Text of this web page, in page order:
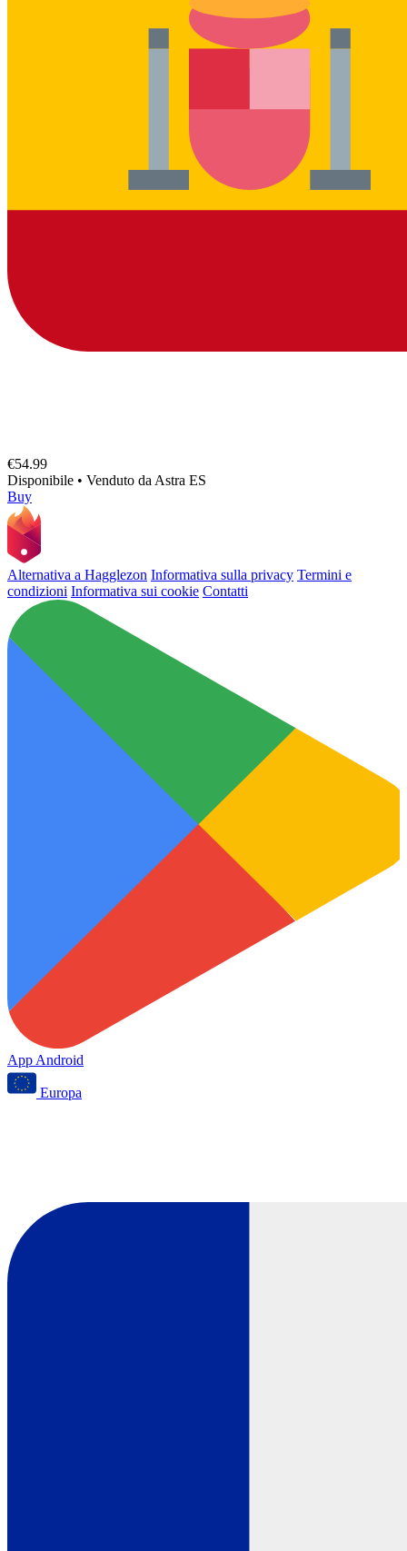
€54.99
Disponibile • Venduto da Astra ES
Buy
Alternativa a Hagglezon Informativa sulla privacy Termini e
condizioni Informativa sui cookie Contatti
App Android
Europa